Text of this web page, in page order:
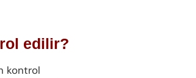
edilir?
kontrol